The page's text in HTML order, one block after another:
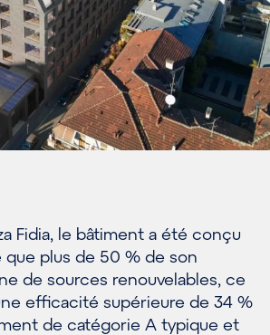
Fidia, le bâtiment a été conçu
que plus de 50 % de son
de sources renouvelables, ce
efficacité supérieure de 34 %
de catégorie A typique et